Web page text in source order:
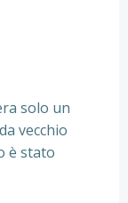
solo un
vecchio
è stato